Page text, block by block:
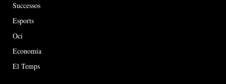
Successos
Esports
Oci
Economia
El Temps